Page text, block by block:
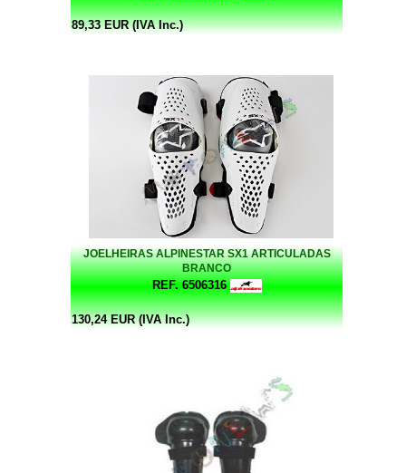
89,33 EUR (IVA Inc.)
JOELHEIRAS ALPINESTAR SX1 ARTICULADAS
BRANCO
REF. 6506316
130,24 EUR (IVA Inc.)